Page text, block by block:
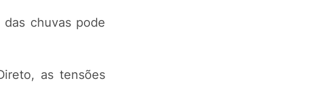
chuvas pode
as tensões